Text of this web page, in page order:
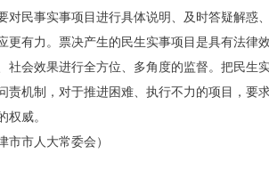
对民事实事项目进行具体说明、及时答疑解
更有力。票决产生的民生实事项目是具有法律
社会效果进行全方位、多角度的监督。把民
责机制，对于推进困难、执行不力的项目，
权威。
市市人大常委会）